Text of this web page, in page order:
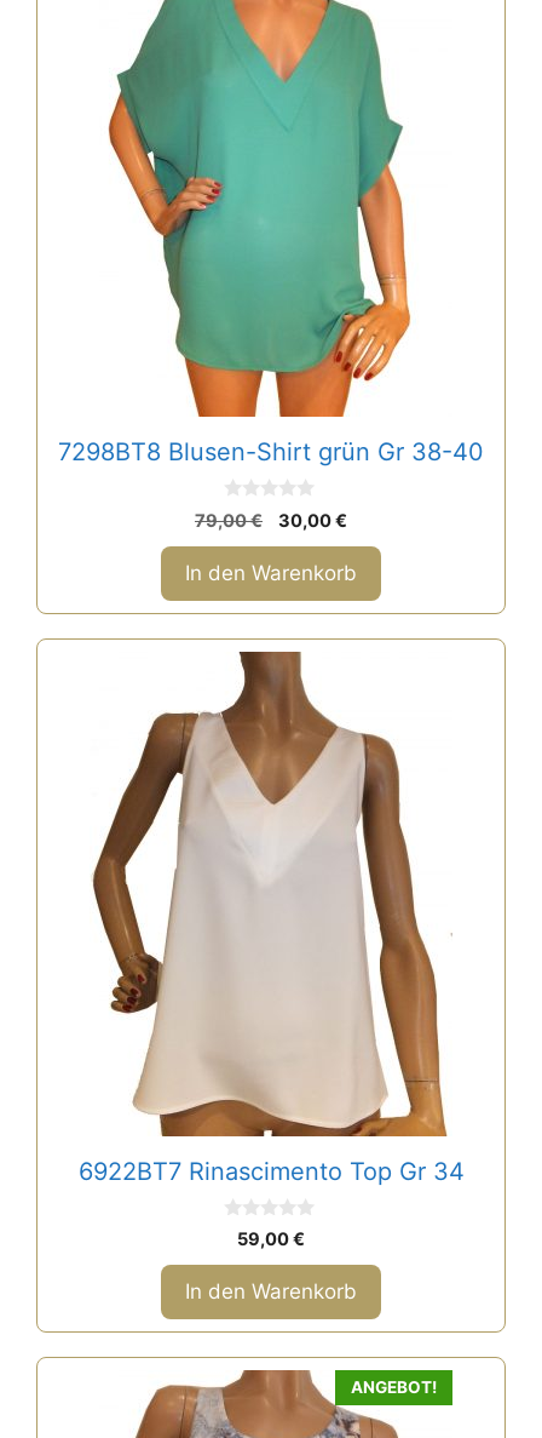
7298BT8 Blusen-Shirt grün Gr 38-40
0
v
o
5
79,00€
Ursprünglicher
Preis
war:
79,00 €
30,00€
Preis
ist:
30,00 €.
In den Warenkorb
6922BT7 Rinascimento Top Gr 34
o
n
5
59,00€
In den Warenkorb
ANGEBOT!